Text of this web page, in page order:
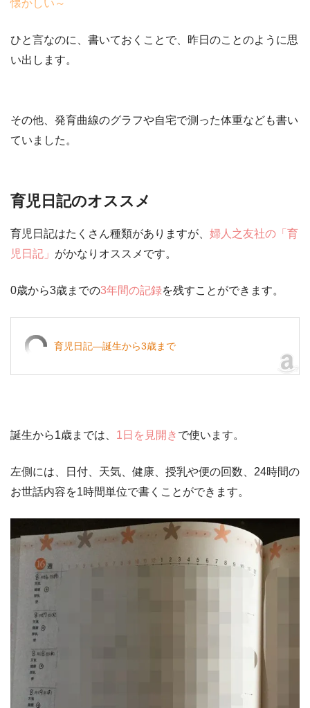
懐かしい～
ひと言なのに、書いておくことで、昨日のことのように思
い出します。
その他、発育曲線のグラフや自宅で測った体重なども書い
ていました。
育児日記のオススメ
育児日記はたくさん種類がありますが、 婦人之友社の「育
児日記」 がかなりオススメです。
0歳から3歳までの3年間の記録を残すことができます。
育児日記―誕生から3歳まで
誕生から1歳までは、 1日を見開き で使います。
左側には、日付、天気、健康、授乳や便の回数、24時間の
お世話内容を1時間単位で書くことができます。